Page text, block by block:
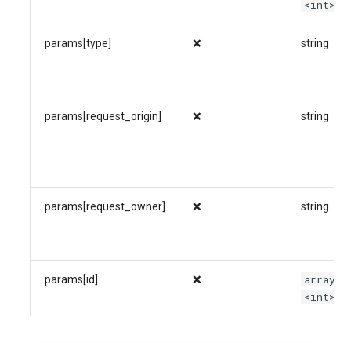
<int>
params[type] ❌ string
params[request_origin] ❌ string
params[request_owner] ❌ string
params[id] ❌
array
<int>